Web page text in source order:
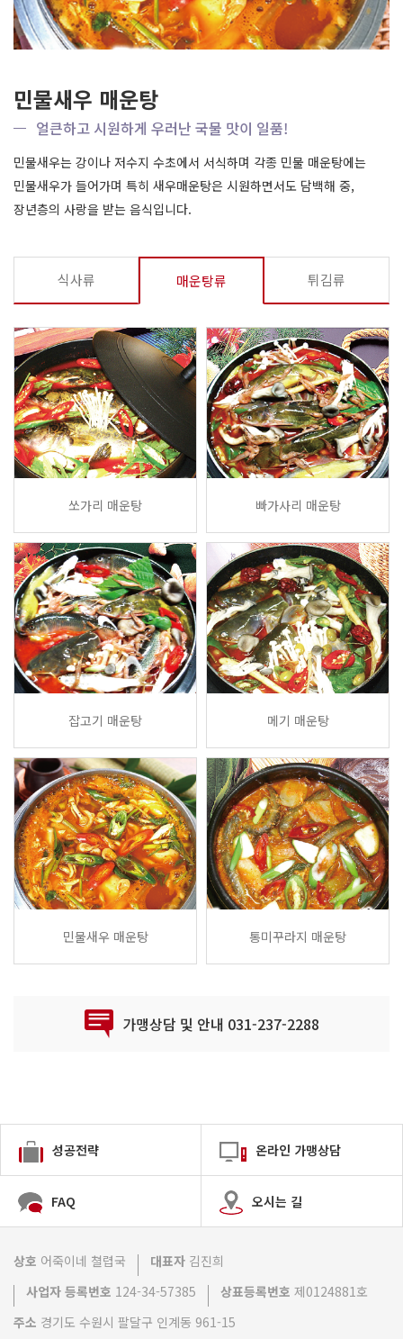
민물새우 매운탕
얼큰하고 시원하게 우러난 국물 맛이 일품!
민물새우는 강이나 저수지 수초에서 서식하며 각종 민물 매운탕에는
민물새우가 들어가며 특히 새우매운탕은 시원하면서도 담백해 중,
장년층의 사랑을 받는 음식입니다.
식사류 매운탕류 튀김류
쏘가리 매운탕 빠가사리 매운탕
잡고기 매운탕 메기 매운탕
민물새우 매운탕 통미꾸라지 매운탕
가맹상담 및 안내 031-237-2288
성공전략 온라인 가맹상담
FAQ 오시는 길
상호 어죽이네 쳘렵국 대표자 김진희
사업자 등록번호 124-34-57385 상표등록번호 제0124881호
주소 경기도 수원시 팔달구 인계동 961-15